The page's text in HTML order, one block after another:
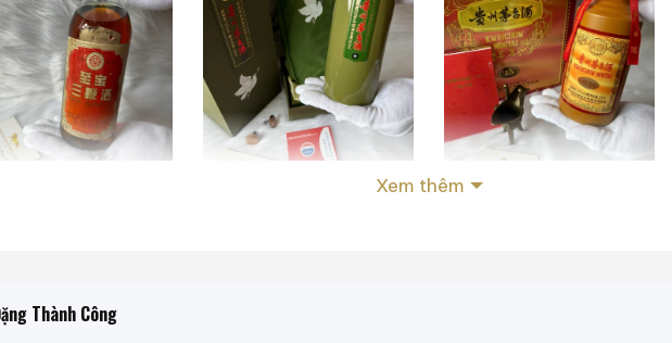
0,0 (0 đánh giá)
3.450.000 ₫
Xem thêm
Thành Công